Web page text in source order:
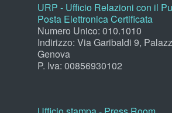
URP - Ufficio Relazioni con il
Posta Elettronica Certificata
Numero Unico: 010.1010
Indirizzo: Via Garibaldi 9,
Genova
P. Iva: 00856930102